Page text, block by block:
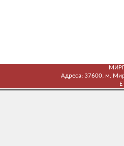
Адреса: 37600, м.